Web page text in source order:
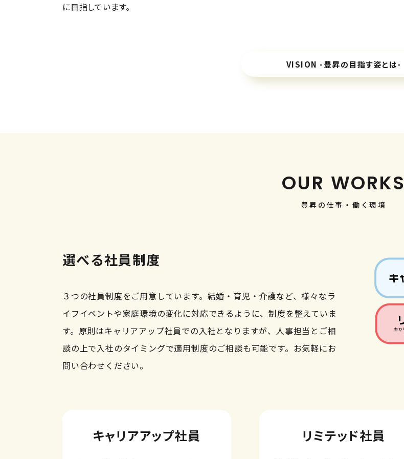
に目指しています。
VISION -豊昇の目指す姿とは-
OUR WORKS
豊昇の仕事・働く環境
選べる社員制度
３つの社員制度をご用意しています。結婚・育児・介護など、様々なラ
イフイベントや家庭環境の変化に対応できるように、制度を整えていま
す。原則はキャリアアップ社員での入社となりますが、人事担当とご相
談の上で入社のタイミングで適用制度のご相談も可能です。お気軽にお
問い合わせください。
キャリアアップ社員 リミテッド社員